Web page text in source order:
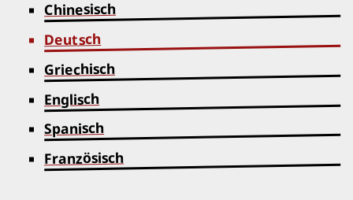
Chinesisch
Deutsch
Griechisch
Englisch
Spanisch
Französisch